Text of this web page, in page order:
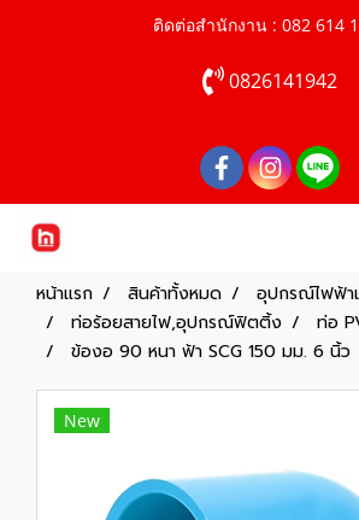
ติดต่อสำนักงาน : 082 614
0826141942
หน้าแรก สินค้าทั้งหมด
อุปกรณ์ไฟฟ้า
ท่อร้อยสายไฟ,อุปกรณ์ฟิตติ้ง
ท่อ
ข้องอ 90 หนา ฟ้า SCG 150 มม. 6 นิ้ว
New